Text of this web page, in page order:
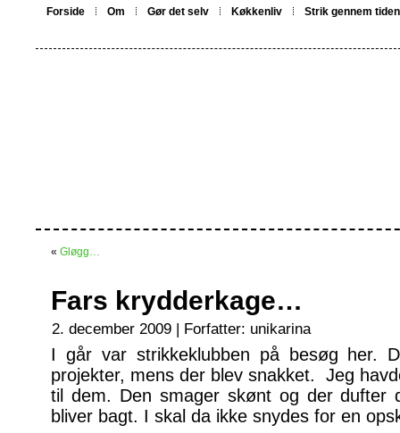
Forside Om Gør det selv Køkkenliv Strik gennem tiden
« Gløgg…
Fars krydderkage…
2. december 2009 | Forfatter: unikarina
I går var strikkeklubben på besøg her.
projekter, mens der blev snakket. Jeg
til dem. Den smager skønt og der dufter
bliver bagt. I skal da ikke snydes for en